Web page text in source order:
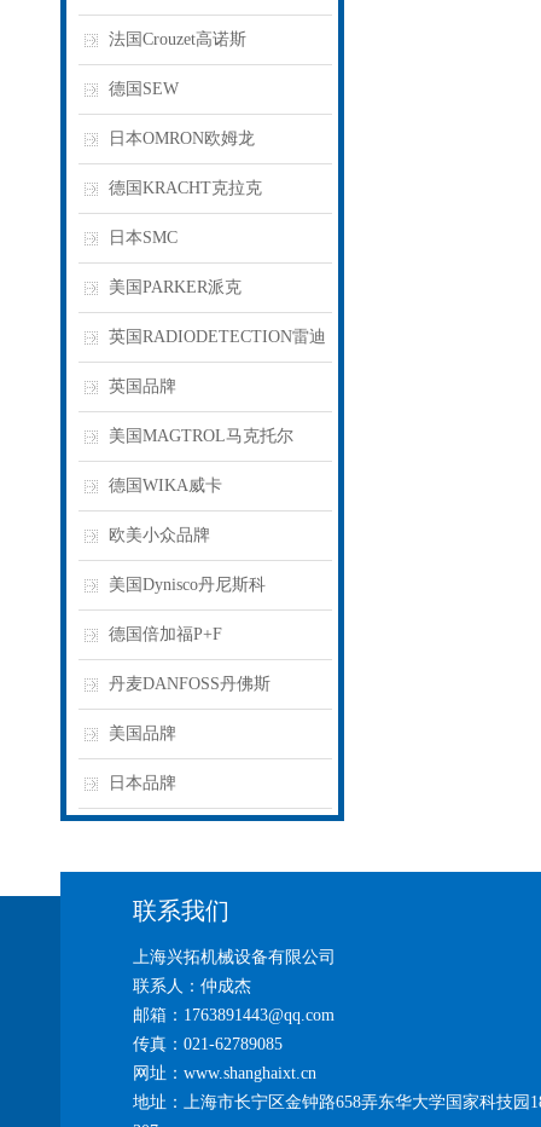
法国Crouzet高诺斯
德国SEW
日本OMRON欧姆龙
德国KRACHT克拉克
日本SMC
美国PARKER派克
英国RADIODETECTION雷迪
英国品牌
美国MAGTROL马克托尔
德国WIKA威卡
欧美小众品牌
美国Dynisco丹尼斯科
德国倍加福P+F
丹麦DANFOSS丹佛斯
美国品牌
日本品牌
联系我们
上海兴拓机械设备有限公司
联系人：仲成杰
邮箱：1763891443@qq.com
传真：021-62789085
网址：www.shanghaixt.cn
地址：上海市长宁区金钟路658弄东华大学国家科技园